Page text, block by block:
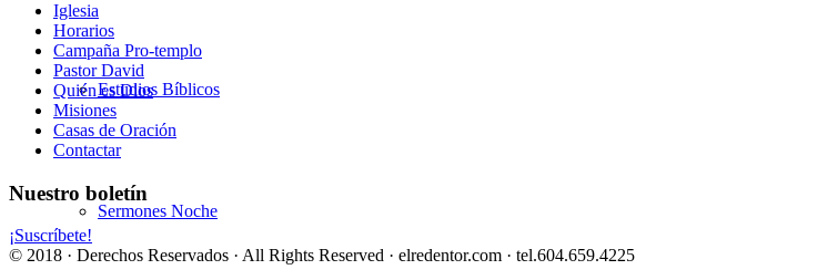
Estudios Bíblicos
Sermones Noche
Iglesia
Horarios
Campaña Pro-templo
Pastor David
Quién es Dios
Misiones
Casas de Oración
Contactar
Nuestro boletín
¡Suscríbete!
© 2018 · Derechos Reservados · All Rights Reserved · elredentor.com · tel.604.659.4225